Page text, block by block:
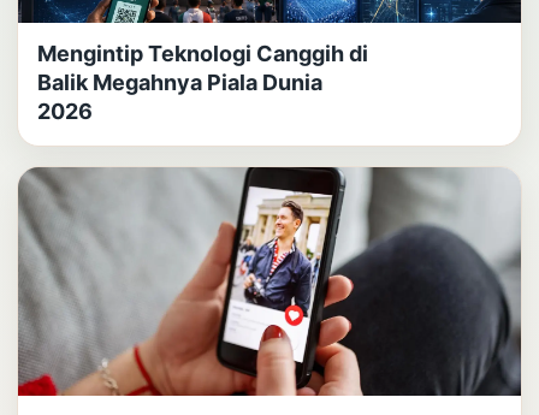
Mengintip Teknologi Canggih di
Balik Megahnya Piala Dunia
2026